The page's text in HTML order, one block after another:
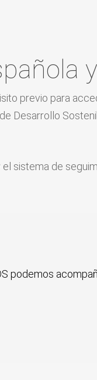
previo para
Desarrollo
sistema de
podemos